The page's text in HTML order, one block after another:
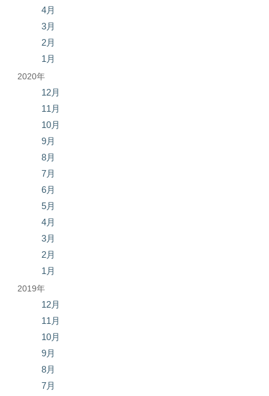
4月
3月
2月
1月
2020年
12月
11月
10月
9月
8月
7月
6月
5月
4月
3月
2月
1月
2019年
12月
11月
10月
9月
8月
7月